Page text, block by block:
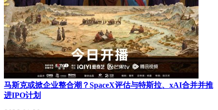
应用将显著提升AI服务的可靠性与用户体验。
这项研究标志着AI训练方法从"粗放式"向"精细化"的重要转
变。通过聚焦工具使用过程的质量评估，研究团队证明了提供
精确反馈比增加模型规模或训练数据更为有效。随着技术不断
完善，AI在复杂任务处理能力上的突破将带来更多可能性，
为人类社会创造更大价值。
马斯克或掀企业整合潮？SpaceX评估与特斯拉、xAI合并并推
进IPO计划